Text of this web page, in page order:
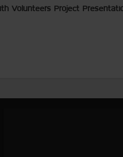
Volunteers Project